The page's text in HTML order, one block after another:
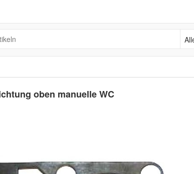
oben manuelle WC